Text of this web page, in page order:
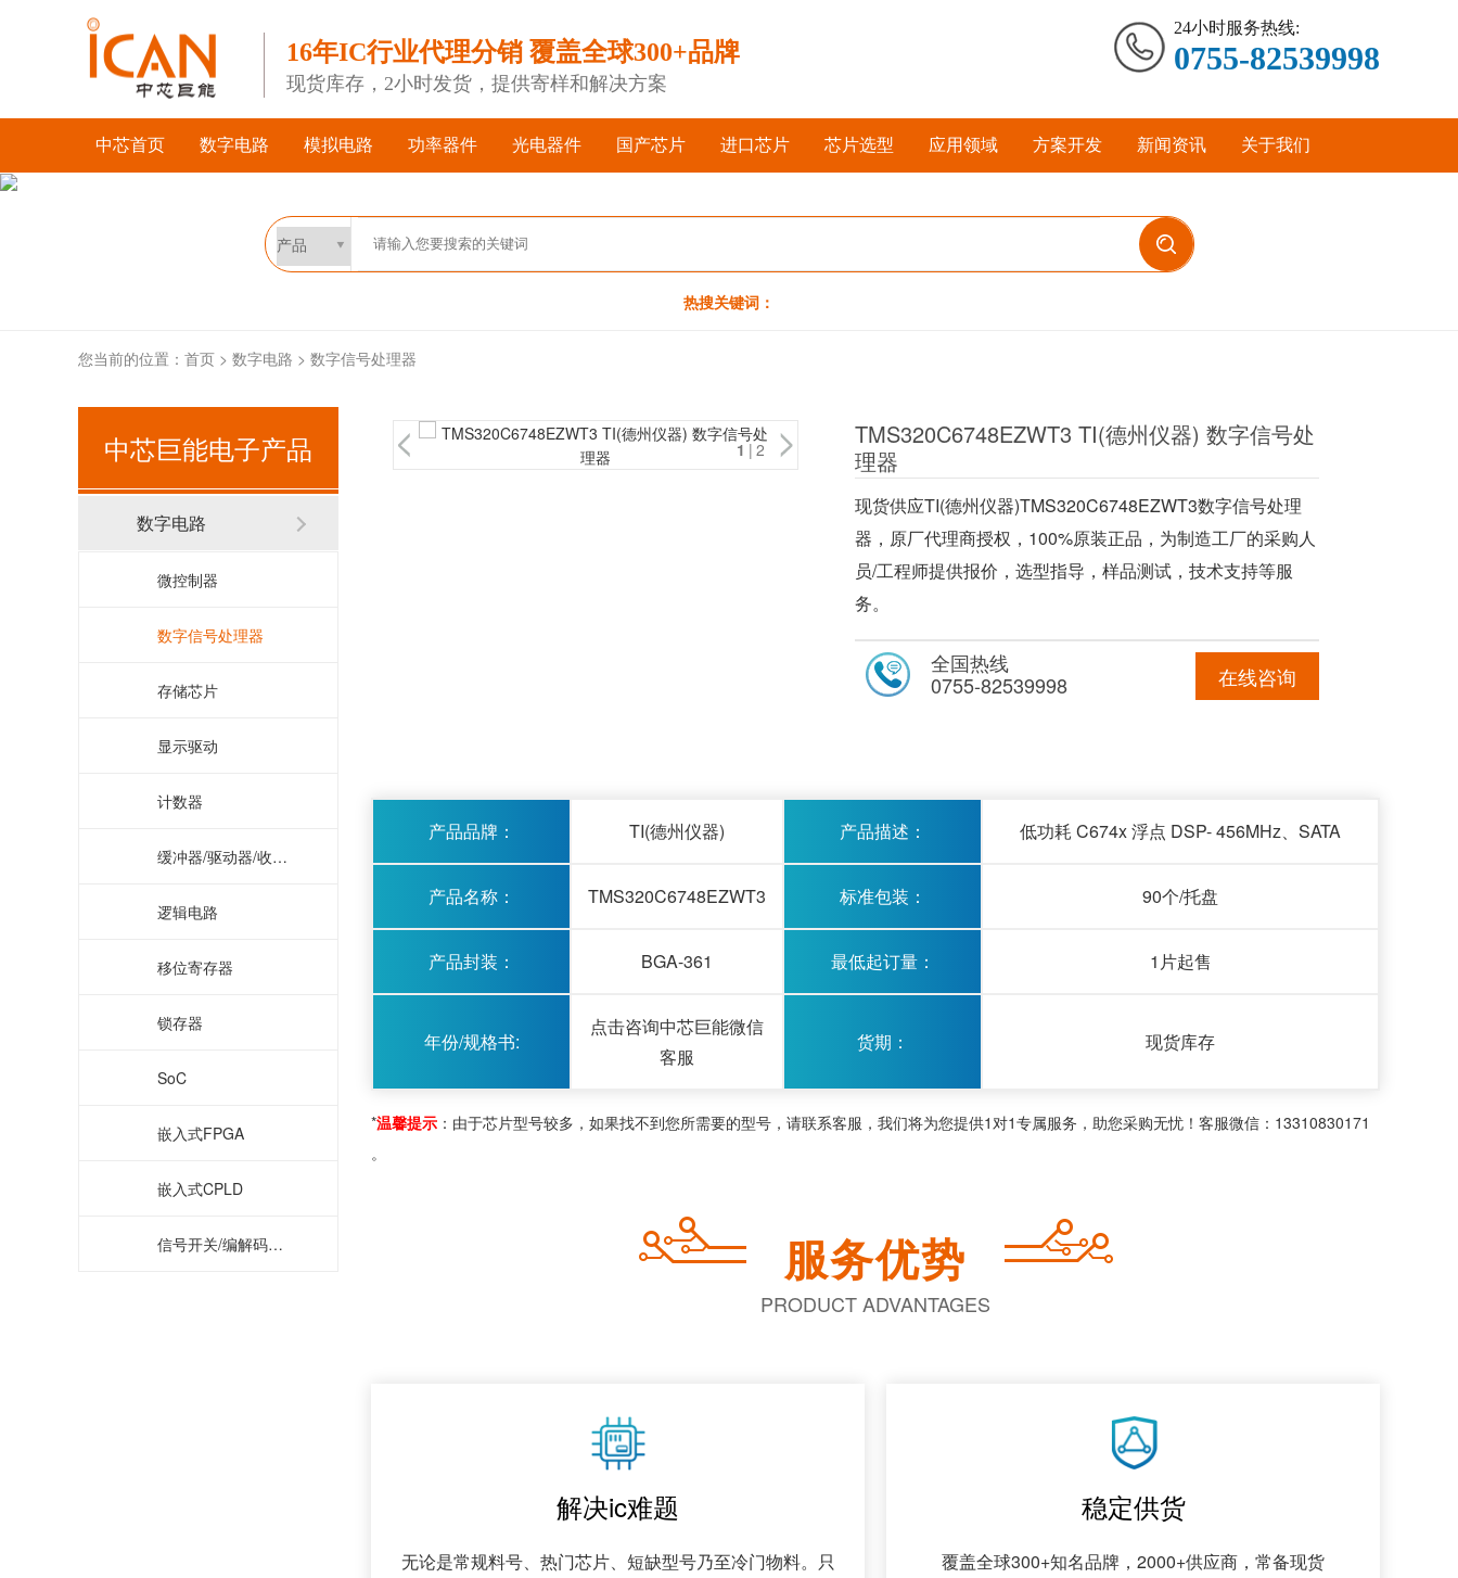
16年IC行业代理分销 覆盖全球300+品牌
现货库存，2小时发货，提供寄样和解决方案
24小时服务热线:
0755-82539998
中芯首页 数字电路 模拟电路 功率器件 光电器件 国产芯片 进口芯片 芯片选型 应用领域 方案开发 新闻资讯 关于我们
热搜关键词：
您当前的位置： 首页 > 数字电路 > 数字信号处理器
中芯巨能电子产品
数字电路
微控制器
数字信号处理器
存储芯片
显示驱动
计数器
缓冲器/驱动器/收发器
逻辑电路
移位寄存器
锁存器
SoC
嵌入式FPGA
嵌入式CPLD
信号开关/编解码器/多路复用器
1 |2
TMS320C6748EZWT3 TI(德州仪器) 数字信号处
理器
现货供应TI(德州仪器)TMS320C6748EZWT3数字信号处理
器，原厂代理商授权，100%原装正品，为制造工厂的采购人
员/工程师提供报价，选型指导，样品测试，技术支持等服
务。
在线咨询
全国热线
0755-82539998
产品品牌： TI(德州仪器) 产品描述： 低功耗 C674x 浮点 DSP- 456MHz、SATA
产品名称： TMS320C6748EZWT3 标准包装： 90个/托盘
产品封装： BGA-361 最低起订量： 1片起售
年份/规格书:
点击咨询中芯巨能微信
客服
货期： 现货库存
*温馨提示 ：由于芯片型号较多，如果找不到您所需要的型号，请联系客服，我们将为您提供1对1专属服务，助您采购无忧！客服微信：13310830171
。
服务优势
PRODUCT ADVANTAGES
解决ic难题
无论是常规料号、热门芯片、短缺型号乃至冷门物料。只
稳定供货
覆盖全球300+知名品牌，2000+供应商，常备现货我需要这个型号的品牌国产替代？